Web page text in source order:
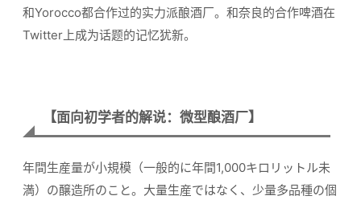
和Yorocco都合作过的实力派酿酒厂。和奈良的合作啤酒在
Twitter上成为话题的记忆犹新。
【面向初学者的解说：微型酿酒厂】
年間生産量が小規模（一般的に年間1,000キロリットル未
満）の醸造所のこと。大量生産ではなく、少量多品種の個